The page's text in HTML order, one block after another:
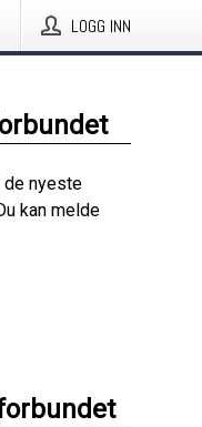
LOGG INN
de nyeste
kan melde